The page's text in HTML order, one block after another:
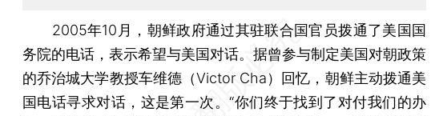
2005年10月，朝鲜政府通过其驻联合国官员拨通了美国国
务院的电话，表示希望与美国对话。据曾参与制定美国对朝政策
的乔治城大学教授车维德（Victor Cha）回忆，朝鲜主动拨通美
国电话寻求对话，这是第一次。“你们终于找到了对付我们的办